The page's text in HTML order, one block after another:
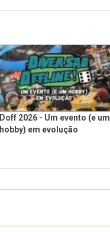
Doff 2026 - Um evento (e um
hobby) em evolução